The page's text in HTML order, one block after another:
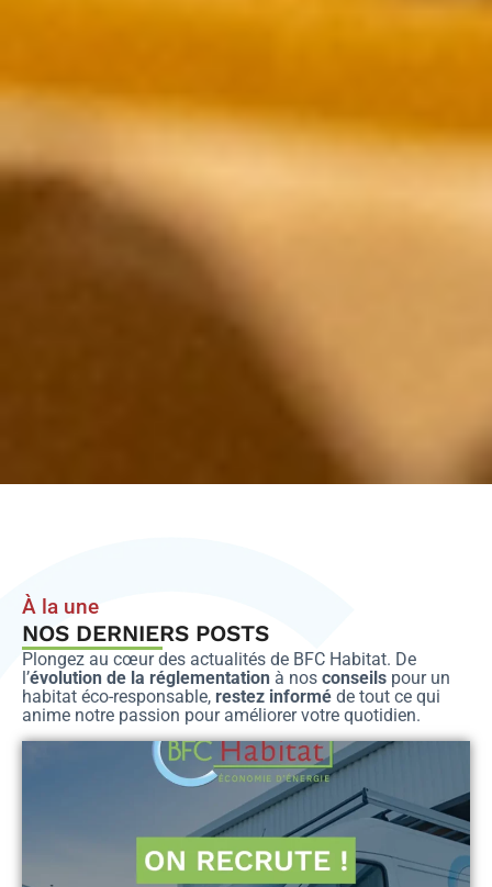
À la une
NOS DERNIERS POSTS
Plongez au cœur des actualités de BFC Habitat. De
l’évolution de la réglementation à nos conseils pour un
habitat éco-responsable, restez informé de tout ce qui
anime notre passion pour améliorer votre quotidien.